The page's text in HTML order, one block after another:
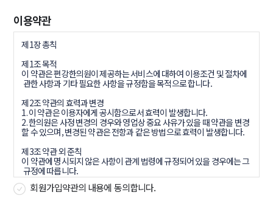
이용약관
회원가입약관의 내용에 동의합니다.